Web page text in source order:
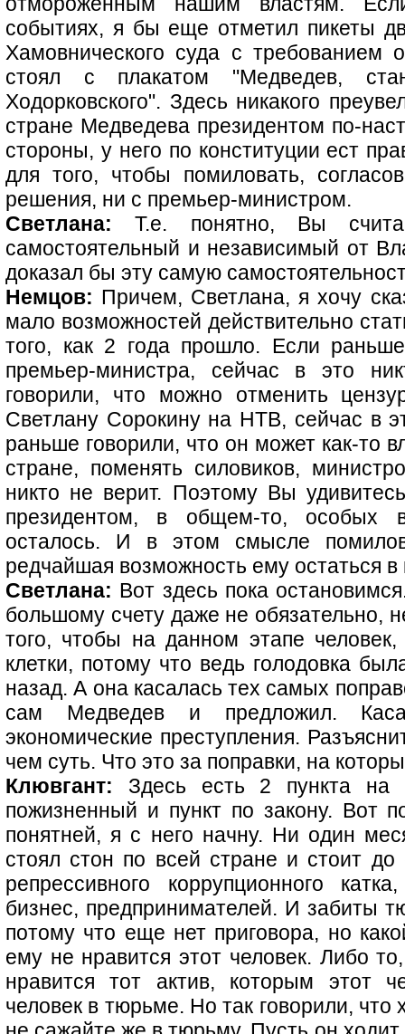
событиях, я бы еще отметил пикеты
Хамовнического суда с требованием
стоял с плакатом "Медведев,
Ходорковского". Здесь никакого
стране Медведева президентом по-
стороны, у него по конституции ест
для того, чтобы помиловать,
решения, ни с премьер-министром.
Светлана: Т.е. понятно, Вы
самостоятельный и независимый от
доказал бы эту самую
Немцов: Причем, Светлана, я хочу
мало возможностей действительно
того, как 2 года прошло. Если
премьер-министра, сейчас в это
говорили, что можно отменить
Светлану Сорокину на НТВ, сейчас в
раньше говорили, что он может как-то
стране, поменять силовиков,
никто не верит. Поэтому Вы
президентом, в общем-то, особых
осталось. И в этом смысле
редчайшая возможность ему остаться в
Светлана: Вот здесь пока
большому счету даже не обязательно,
того, чтобы на данном этапе
клетки, потому что ведь голодовка
назад. А она касалась тех самых
сам Медведев и предложил.
экономические преступления.
чем суть. Что это за поправки, на
Клювгант: Здесь есть 2 пункта
пожизненный и пункт по закону. Вот
понятней, я с него начну. Ни один
стоял стон по всей стране и стоит
репрессивного коррупционного
бизнес, предпринимателей. И забиты
потому что еще нет приговора, но
ему не нравится этот человек. Либо
нравится тот актив, которым этот
человек в тюрьме. Но так говорили, что